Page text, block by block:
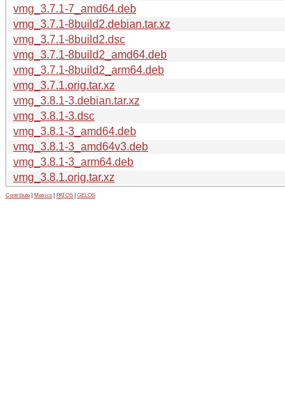
vmg_3.7.1-7_amd64.deb
vmg_3.7.1-8build2.debian.tar.xz
vmg_3.7.1-8build2.dsc
vmg_3.7.1-8build2_amd64.deb
vmg_3.7.1-8build2_arm64.deb
vmg_3.7.1.orig.tar.xz
vmg_3.8.1-3.debian.tar.xz
vmg_3.8.1-3.dsc
vmg_3.8.1-3_amd64.deb
vmg_3.8.1-3_amd64v3.deb
vmg_3.8.1-3_arm64.deb
vmg_3.8.1.orig.tar.xz
Contribute Metrics PATOS GELOS